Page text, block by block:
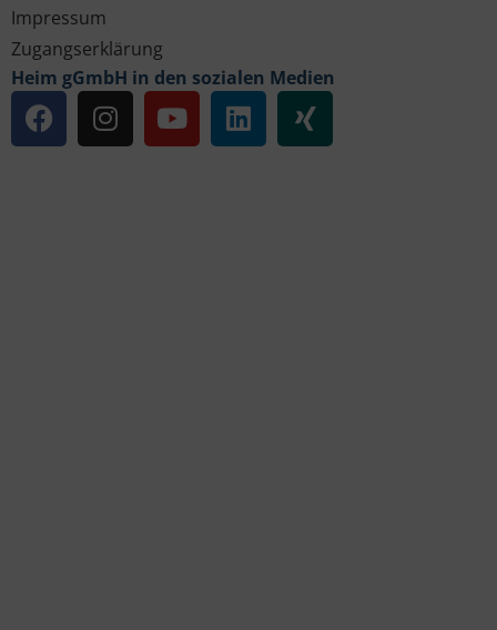
Impressum
Zugangserklärung
Heim gGmbH in den sozialen Medien